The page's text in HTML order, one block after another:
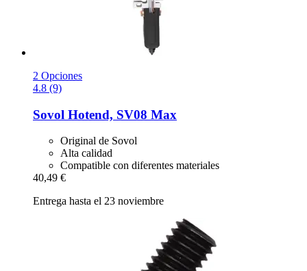
2 Opciones
4.8 (9)
Sovol Hotend, SV08 Max
Original de Sovol
Alta calidad
Compatible con diferentes materiales
40,49 €
Entrega hasta el 23 noviembre